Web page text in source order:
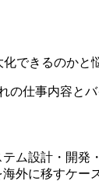
できるのかと
仕事内容と
ム設計・開
外に移すケー